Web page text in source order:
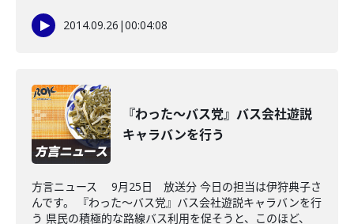
2014.09.26 |00:04:08
『わった～バス党』バス会社遊説
キャラバンを行う
方言ニュース 9月25日 放送分 今日の担当は伊狩典子さ
んです。 『わった～バス党』バス会社遊説キャラバンを行
う 県民の積極的な路線バス利用を促そうと、このほど、